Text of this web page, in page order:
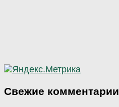
Свежие комментарии